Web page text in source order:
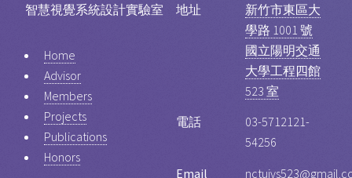
智慧視覺系統設計實驗室
Home
Advisor
Members
Projects
Publications
Honors
地址
新竹市東區大
學路 1001 號
國立陽明交通
大學工程四館
523 室
電話
03-5712121-
54256
Email